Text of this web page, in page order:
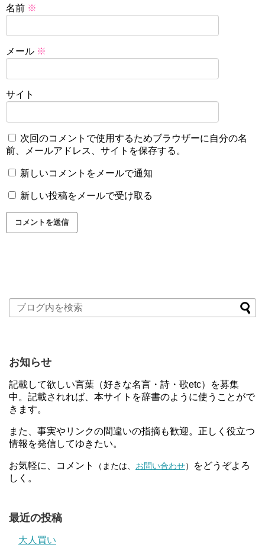
名前 ※
メール ※
サイト
次回のコメントで使用するためブラウザーに自分の名
前、メールアドレス、サイトを保存する。
新しいコメントをメールで通知
新しい投稿をメールで受け取る
お知らせ
記載して欲しい言葉（好きな名言・詩・歌etc）を募集
中。記載されれば、本サイトを辞書のように使うことがで
きます。
また、事実やリンクの間違いの指摘も歓迎。正しく役立つ
情報を発信してゆきたい。
お気軽に、コメント （または、 お問い合わせ）
をどうぞよろ
しく。
最近の投稿
大人買い